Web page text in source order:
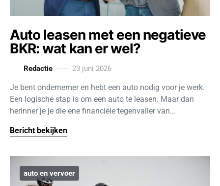
Auto leasen met een negatieve
BKR: wat kan er wel?
Redactie 23 juni 2026
Je bent ondernemer en hebt een auto nodig voor je werk.
Een logische stap is om een auto te leasen. Maar dan
herinner je je die ene financiële tegenvaller van…
Bericht bekijken
auto en vervoer